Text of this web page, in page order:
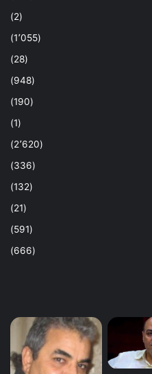
(2)
(1٬055)
(28)
(948)
(190)
(1)
(2٬620)
(336)
(132)
(21)
(591)
(666)